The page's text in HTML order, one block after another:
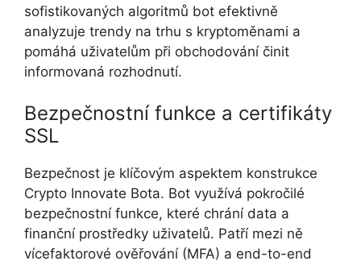
sofistikovaných algoritmů bot efektivně
analyzuje trendy na trhu s kryptoměnami a
pomáhá uživatelům při obchodování činit
informovaná rozhodnutí.
Bezpečnostní funkce a certifikáty
SSL
Bezpečnost je klíčovým aspektem konstrukce
Crypto Innovate Bota. Bot využívá pokročilé
bezpečnostní funkce, které chrání data a
finanční prostředky uživatelů. Patří mezi ně
vícefaktorové ověřování (MFA) a end-to-end